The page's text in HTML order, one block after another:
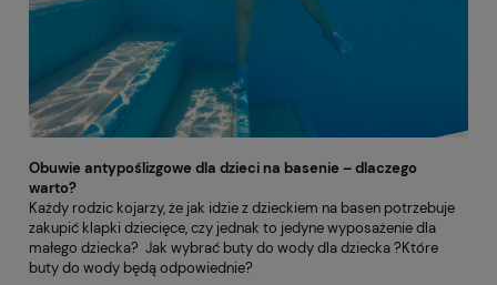
Obuwie antypoślizgowe dla dzieci na basenie – dlaczego
warto?
Każdy rodzic kojarzy, że jak idzie z dzieckiem na basen potrzebuje
zakupić klapki dziecięce, czy jednak to jedyne wyposażenie dla
małego dziecka? Jak wybrać buty do wody dla dziecka ?Które
buty do wody będą odpowiednie?